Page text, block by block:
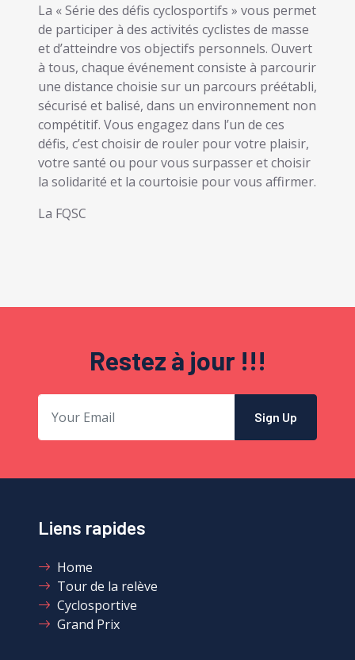
La « Série des défis cyclosportifs » vous permet
de participer à des activités cyclistes de masse
et d’atteindre vos objectifs personnels. Ouvert
à tous, chaque événement consiste à parcourir
une distance choisie sur un parcours préétabli,
sécurisé et balisé, dans un environnement non
compétitif. Vous engagez dans l’un de ces
défis, c’est choisir de rouler pour votre plaisir,
votre santé ou pour vous surpasser et choisir
la solidarité et la courtoisie pour vous affirmer.
La FQSC
Restez à jour !!!
Sign Up
Liens rapides
Home
Tour de la relève
Cyclosportive
Grand Prix